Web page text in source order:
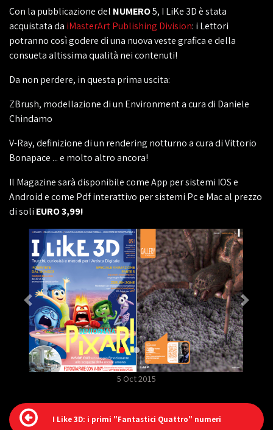
Con la pubblicazione del NUMERO5, I LiKe 3D è stata
acquistata da iMasterArt Publishing Division: i Lettori
potranno così godere di una nuova veste grafica e della
consueta altissima qualità nei contenuti!
Da non perdere, in questa prima uscita:
ZBrush, modellazione di un Environment a cura di Daniele
Chindamo
V-Ray, definizione di un rendering notturno a cura di Vittorio
Bonapace ... e molto altro ancora!
Il Magazine sarà disponibile come App per sistemi IOS e
Android e come Pdf interattivo per sistemi Pc e Mac al prezzo
di soli EURO 3,99!
5 Oct 2015
I Like 3D: i primi "Fantastici Quattro" numeri